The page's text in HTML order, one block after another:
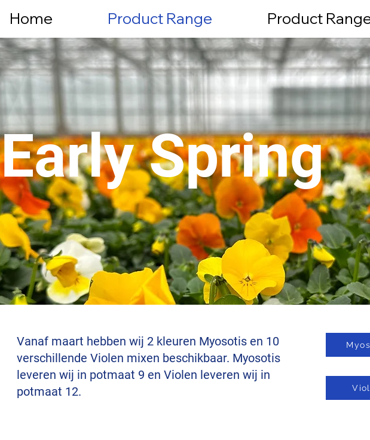
Home Product Range Product
Early Spring
Vanaf maart hebben wij 2 kleuren Myosotis en 10
verschillende Violen mixen beschikbaar. Myosotis
leveren wij in potmaat 9 en Violen leveren wij in
potmaat 12.